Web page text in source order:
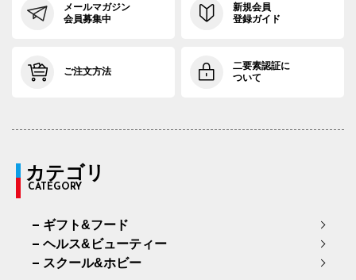
メールマガジン
会員募集中
新規会員
登録ガイド
ご注文方法
二要素認証に
ついて
カテゴリ
CATEGORY
ギフト&フード
ヘルス&ビューティー
スクール&ホビー